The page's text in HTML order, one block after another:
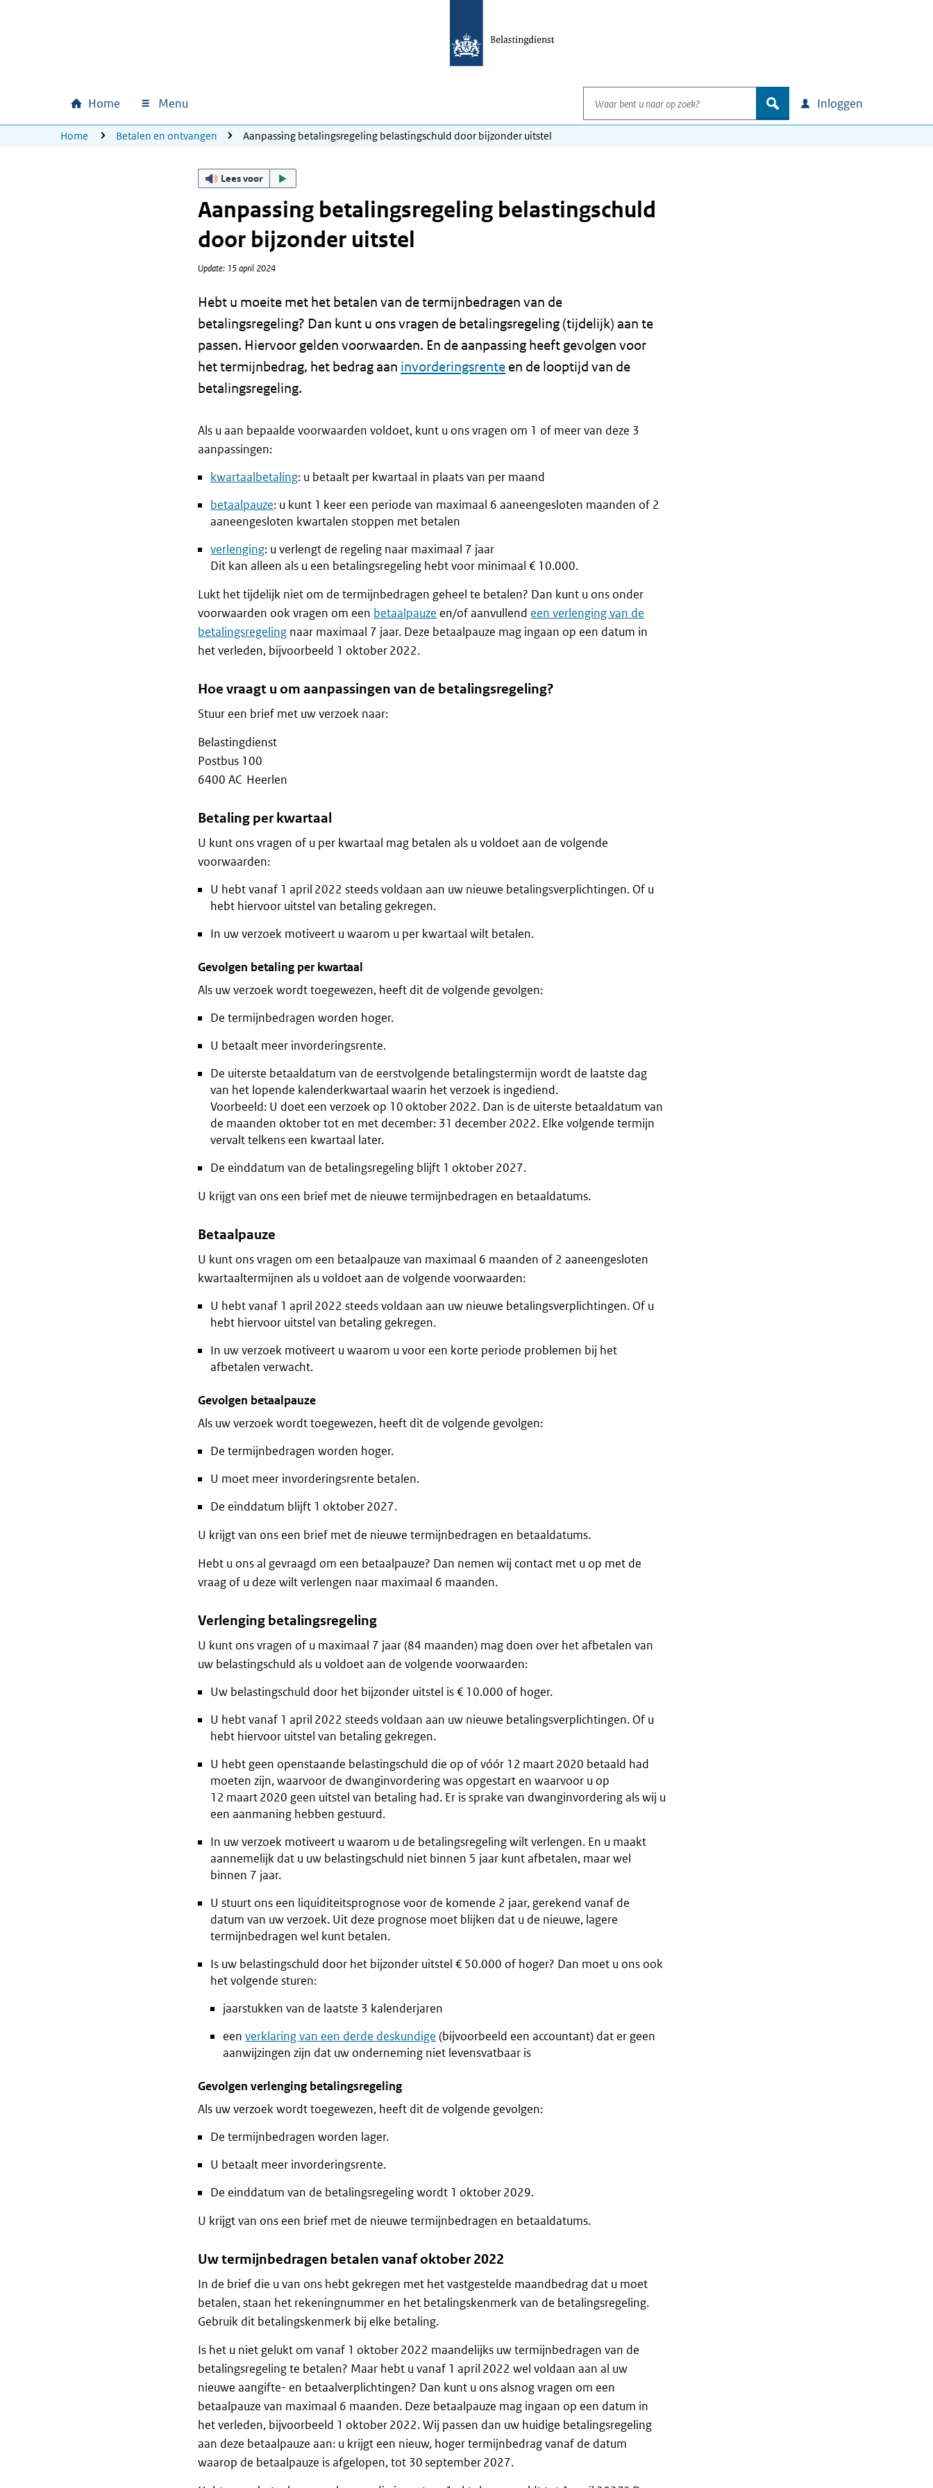
Hoofdnavigatie
Home Menu
Waar bent u naar op zoek?
zoek Inloggen
U bevindt zich hier:
Home Betalen en ontvangen Aanpassing betalingsregeling belastingschuld door bijzonder uitstel
Lees voor
Aanpassing betalingsregeling belastingschuld
door bijzonder uitstel
Update: 15 april 2024
Hebt u moeite met het betalen van de termijnbedragen van de
betalingsregeling? Dan kunt u ons vragen de betalingsregeling (tijdelijk) aan te
passen. Hiervoor gelden voorwaarden. En de aanpassing heeft gevolgen voor
het termijnbedrag, het bedrag aan invorderingsrente en de looptijd van de
betalingsregeling.
Als u aan bepaalde voorwaarden voldoet, kunt u ons vragen om 1 of meer van deze 3
aanpassingen:
kwartaalbetaling: u betaalt per kwartaal in plaats van per maand
betaalpauze: u kunt 1 keer een periode van maximaal 6 aaneengesloten maanden of 2
aaneengesloten kwartalen stoppen met betalen
verlenging: u verlengt de regeling naar maximaal 7 jaar
Dit kan alleen als u een betalingsregeling hebt voor minimaal € 10.000.
Lukt het tijdelijk niet om de termijnbedragen geheel te betalen? Dan kunt u ons onder
voorwaarden ook vragen om een betaalpauze en/of aanvullend een verlenging van de
betalingsregeling naar maximaal 7 jaar. Deze betaalpauze mag ingaan op een datum in
het verleden, bijvoorbeeld 1 oktober 2022.
Hoe vraagt u om aanpassingen van de betalingsregeling?
Stuur een brief met uw verzoek naar:
Belastingdienst
Postbus 100
6400 AC Heerlen
Betaling per kwartaal
U kunt ons vragen of u per kwartaal mag betalen als u voldoet aan de volgende
voorwaarden:
U hebt vanaf 1 april 2022 steeds voldaan aan uw nieuwe betalingsverplichtingen. Of u
hebt hiervoor uitstel van betaling gekregen.
In uw verzoek motiveert u waarom u per kwartaal wilt betalen.
Gevolgen betaling per kwartaal
Als uw verzoek wordt toegewezen, heeft dit de volgende gevolgen:
De termijnbedragen worden hoger.
U betaalt meer invorderingsrente.
De uiterste betaaldatum van de eerstvolgende betalingstermijn wordt de laatste dag
van het lopende kalenderkwartaal waarin het verzoek is ingediend.
Voorbeeld: U doet een verzoek op 10 oktober 2022. Dan is de uiterste betaaldatum van
de maanden oktober tot en met december: 31 december 2022. Elke volgende termijn
vervalt telkens een kwartaal later.
De einddatum van de betalingsregeling blijft 1 oktober 2027.
U krijgt van ons een brief met de nieuwe termijnbedragen en betaaldatums.
Betaalpauze
U kunt ons vragen om een betaalpauze van maximaal 6 maanden of 2 aaneengesloten
kwartaaltermijnen als u voldoet aan de volgende voorwaarden:
U hebt vanaf 1 april 2022 steeds voldaan aan uw nieuwe betalingsverplichtingen. Of u
hebt hiervoor uitstel van betaling gekregen.
In uw verzoek motiveert u waarom u voor een korte periode problemen bij het
afbetalen verwacht.
Gevolgen betaalpauze
Als uw verzoek wordt toegewezen, heeft dit de volgende gevolgen:
De termijnbedragen worden hoger.
U moet meer invorderingsrente betalen.
De einddatum blijft 1 oktober 2027.
U krijgt van ons een brief met de nieuwe termijnbedragen en betaaldatums.
Hebt u ons al gevraagd om een betaalpauze? Dan nemen wij contact met u op met de
vraag of u deze wilt verlengen naar maximaal 6 maanden.
Verlenging betalingsregeling
U kunt ons vragen of u maximaal 7 jaar (84 maanden) mag doen over het afbetalen van
uw belastingschuld als u voldoet aan de volgende voorwaarden:
Uw belastingschuld door het bijzonder uitstel is € 10.000 of hoger.
U hebt vanaf 1 april 2022 steeds voldaan aan uw nieuwe betalingsverplichtingen. Of u
hebt hiervoor uitstel van betaling gekregen.
U hebt geen openstaande belastingschuld die op of vóór 12 maart 2020 betaald had
moeten zijn, waarvoor de dwanginvordering was opgestart en waarvoor u op
12 maart 2020 geen uitstel van betaling had. Er is sprake van dwanginvordering als wij u
een aanmaning hebben gestuurd.
In uw verzoek motiveert u waarom u de betalingsregeling wilt verlengen. En u maakt
aannemelijk dat u uw belastingschuld niet binnen 5 jaar kunt afbetalen, maar wel
binnen 7 jaar.
U stuurt ons een liquiditeitsprognose voor de komende 2 jaar, gerekend vanaf de
datum van uw verzoek. Uit deze prognose moet blijken dat u de nieuwe, lagere
termijnbedragen wel kunt betalen.
Is uw belastingschuld door het bijzonder uitstel € 50.000 of hoger? Dan moet u ons ook
het volgende sturen:
jaarstukken van de laatste 3 kalenderjaren
eenverklaring van een derde deskundige (bijvoorbeeld een accountant) dat er geen
aanwijzingen zijn dat uw onderneming niet levensvatbaar is
Gevolgen verlenging betalingsregeling
Als uw verzoek wordt toegewezen, heeft dit de volgende gevolgen:
De termijnbedragen worden lager.
U betaalt meer invorderingsrente.
De einddatum van de betalingsregeling wordt 1 oktober 2029.
U krijgt van ons een brief met de nieuwe termijnbedragen en betaaldatums.
Uw termijnbedragen betalen vanaf oktober 2022
In de brief die u van ons hebt gekregen met het vastgestelde maandbedrag dat u moet
betalen, staan het rekeningnummer en het betalingskenmerk van de betalingsregeling.
Gebruik dit betalingskenmerk bij elke betaling.
Is het u niet gelukt om vanaf 1 oktober 2022 maandelijks uw termijnbedragen van de
betalingsregeling te betalen? Maar hebt u vanaf 1 april 2022 wel voldaan aan al uw
nieuwe aangifte- en betaalverplichtingen? Dan kunt u ons alsnog vragen om een
betaalpauze van maximaal 6 maanden. Deze betaalpauze mag ingaan op een datum in
het verleden, bijvoorbeeld 1 oktober 2022. Wij passen dan uw huidige betalingsregeling
aan deze betaalpauze aan: u krijgt een nieuw, hoger termijnbedrag vanaf de datum
waarop de betaalpauze is afgelopen, tot 30 september 2027.